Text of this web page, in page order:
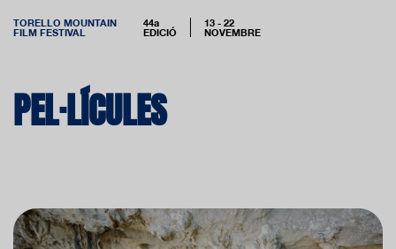
TORELLO MOUNTAIN
FILM FESTIVAL
44a
EDICIÓ
13 - 22
NOVEMBRE
PEL·LÍCULES